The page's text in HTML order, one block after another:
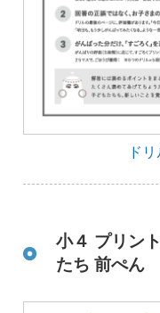
ド
小４ プリン
たち 前ぺん